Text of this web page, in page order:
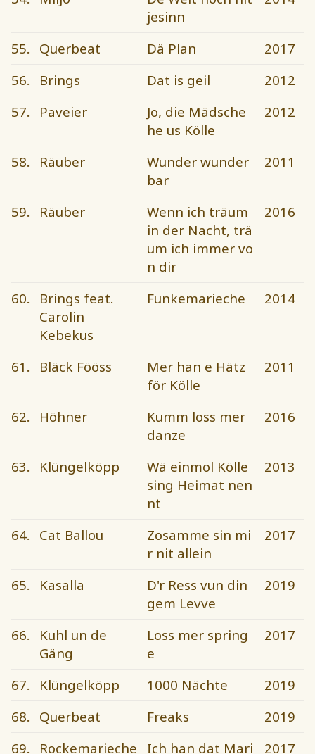
jesinn
55. Querbeat Dä Plan
2017
56.
Brings Dat is geil
2012
57.
Paveier
Jo, die Mädsche
he us Kölle
2012
58. Räuber
Wunder wunder
bar
2011
59. Räuber
Wenn ich träum
in der Nacht, trä
um ich immer vo
n dir
2016
60.
Brings feat.
Carolin
Kebekus
Funkemarieche 2014
61. Bläck Fööss
Mer han e Hätz
för Kölle
2011
62. Höhner
Kumm loss mer
danze
2016
63. Klüngelköpp
Wä einmol Kölle
sing Heimat nen
nt
2013
64. Cat Ballou
Zosamme sin mi
r nit allein
2017
65. Kasalla
D'r Ress vun din
gem Levve
2019
66.
Kuhl un de
Gäng
Loss mer spring
e
2017
67. Klüngelköpp 1000 Nächte
2019
68.
Querbeat Freaks
2019
69.
Rockemarieche
Ich han dat Mari
2017